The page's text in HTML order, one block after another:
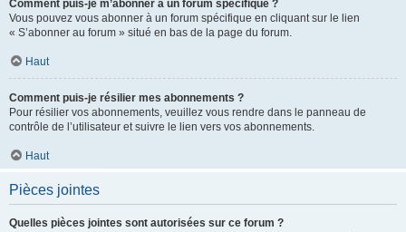
Comment puis-je m’abonner à un forum spécifique ?
Vous pouvez vous abonner à un forum spécifique en cliquant sur le lien
« S’abonner au forum » situé en bas de la page du forum.
Haut
Comment puis-je résilier mes abonnements ?
Pour résilier vos abonnements, veuillez vous rendre dans le panneau de
contrôle de l’utilisateur et suivre le lien vers vos abonnements.
Haut
Pièces jointes
Quelles pièces jointes sont autorisées sur ce forum ?